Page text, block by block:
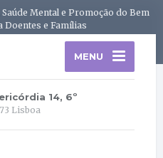
Mental e Promoção do Bem
Doentes e Famílias
MENU
14, 6º
Lisboa